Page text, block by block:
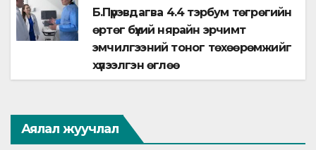
Б.Пүрэвдагва 4.4 тэрбум төгрөгийн
өртөг бүхий нярайн эрчимт
эмчилгээний тоног төхөөрөмжийг
хүлээлгэн өглөө
Аялал жуучлал